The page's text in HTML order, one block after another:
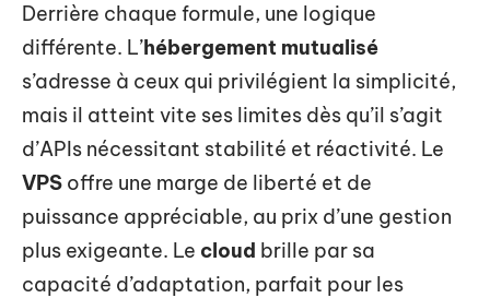
Derrière chaque formule, une logique
différente. L’hébergement mutualisé
s’adresse à ceux qui privilégient la simplicité,
mais il atteint vite ses limites dès qu’il s’agit
d’APIs nécessitant stabilité et réactivité. Le
VPS offre une marge de liberté et de
puissance appréciable, au prix d’une gestion
plus exigeante. Le cloud brille par sa
capacité d’adaptation, parfait pour les